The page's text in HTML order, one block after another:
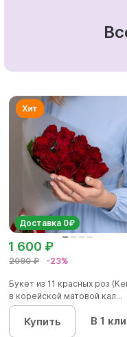
Доставка 0₽
2090 ₽ -23%
1 600 ₽
Букет из 11 красных роз
в корейской матовой кал...
Купить В 1